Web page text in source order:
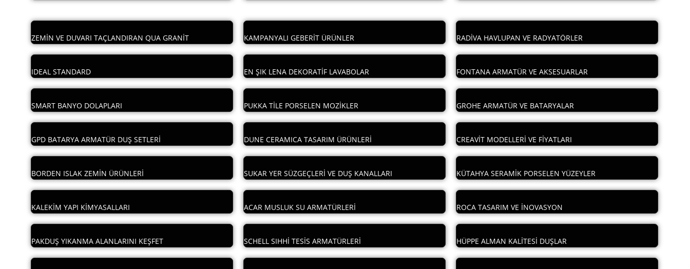
ZEMİN VE DUVARI TAÇLANDIRAN QUA GRANİT
IDEAL STANDARD
SMART BANYO DOLAPLARI
GPD BATARYA ARMATÜR DUŞ SETLERİ
BORDEN ISLAK ZEMİN ÜRÜNLERİ
KAMPANYALI GEBERİT ÜRÜNLER
EN ŞIK LENA DEKORATİF LAVABOLAR
PUKKA TİLE PORSELEN MOZİKLER
DUNE CERAMICA TASARIM ÜRÜNLERİ
SUKAR YER SÜZGEÇLERİ VE DUŞ KANALLARI
RADİVA HAVLUPAN VE RADYATÖRLER
FONTANA ARMATÜR VE AKSESUARLAR
GROHE ARMATÜR VE BATARYALAR
CREAVİT MODELLERİ VE FİYATLARI
KÜTAHYA SERAMİK PORSELEN YÜZEYLER
KALEKİM YAPI KİMYASALLARI
PAKDUŞ YIKANMA ALANLARINI KEŞFET
ACAR MUSLUK SU ARMATÜRLERİ
SCHELL SIHHİ TESİS ARMATÜRLERİ
ROCA TASARIM VE İNOVASYON
HÜPPE ALMAN KALİTESİ DUŞLAR